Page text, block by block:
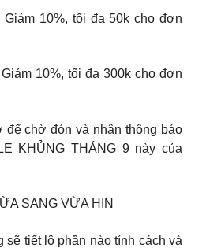
Giảm 10%, tối đa 50k cho đơn
10%, tối đa 300k cho đơn
để chờ đón và nhận thông báo
KHỦNG THÁNG 9 này của
SANG VỪA HỊN
sẽ tiết lộ phần nào tính cách và